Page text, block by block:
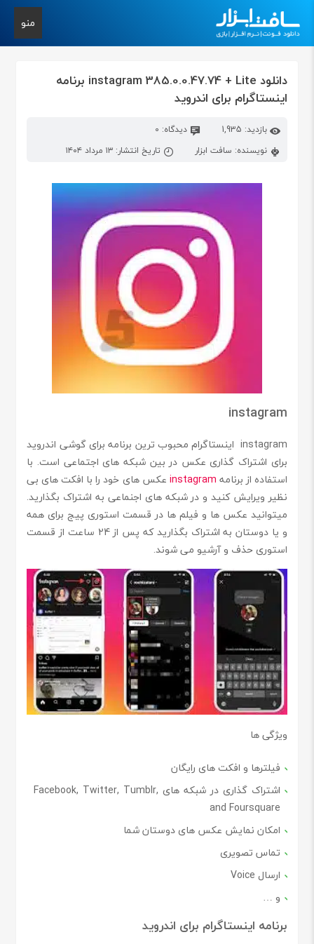
منو
دانلود instagram 385.0.0.47.74 + Lite برنامه
اینستاگرام برای اندروید
بازدید: 1,935
دیدگاه: 0
نویسنده: سافت ابزار
تاریخ انتشار: ۱۳ مرداد ۱۴۰۴
instagram
instagram اینستاگرام محبوب ترین برنامه برای گوشی اندروید
برای اشتراک‌ گذاری عکس در بین شبکه های اجتماعی است. با
استفاده از برنامه instagram عکس های خود را با افکت های بی
نظیر ویرایش کنید و در شبکه های اجنماعی به اشتراک بگذارید.
میتوانید عکس ها و فیلم ها در قسمت استوری پیج برای همه
و یا دوستان به اشتراک بگذارید که پس از 24 ساعت از قسمت
استوری حذف و آرشیو می شوند.
ویژگی ها
فیلترها و افکت های رایگان
اشتراک گذاری در شبکه های Facebook, Twitter, Tumblr,
and Foursquare
امکان نمایش عکس های دوستان شما
تماس تصویری
ارسال Voice
و …
برنامه اینستاگرام برای اندروید